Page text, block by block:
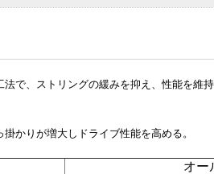
で、ストリングの緩みを抑え、性能を維持
かりが増大しドライブ性能を高める。
オー